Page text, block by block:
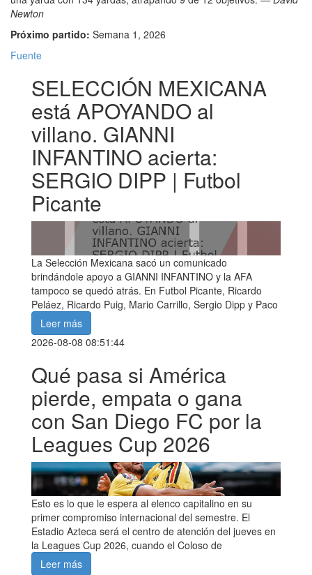
Newton
Próximo partido: Semana 1, 2026
Fuente
SELECCIÓN MEXICANA
está APOYANDO al
villano. GIANNI
INFANTINO acierta:
SERGIO DIPP | Futbol
Picante
La Selección Mexicana sacó un comunicado
brindándole apoyo a GIANNI INFANTINO y la AFA
tampoco se quedó atrás. En Futbol Picante, Ricardo
Peláez, Ricardo Puig, Mario Carrillo, Sergio Dipp y Paco
Leer más
2026-08-08 08:51:44
Qué pasa si América
pierde, empata o gana
con San Diego FC por la
Leagues Cup 2026
Esto es lo que le espera al elenco capitalino en su
primer compromiso internacional del semestre. El
Estadio Azteca será el centro de atención del jueves en
la Leagues Cup 2026, cuando el Coloso de
Leer más